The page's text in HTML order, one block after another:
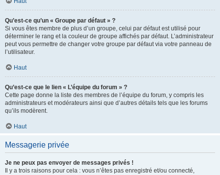
Qu’est-ce qu’un « Groupe par défaut » ?
Si vous êtes membre de plus d’un groupe, celui par défaut est utilisé pour
déterminer le rang et la couleur de groupe affichés par défaut. L’administrateur
peut vous permettre de changer votre groupe par défaut via votre panneau de
l’utilisateur.
Haut
Qu’est-ce que le lien « L’équipe du forum » ?
Cette page donne la liste des membres de l’équipe du forum, y compris les
administrateurs et modérateurs ainsi que d’autres détails tels que les forums
qu’ils modèrent.
Haut
Messagerie privée
Je ne peux pas envoyer de messages privés !
Il y a trois raisons pour cela : vous n’êtes pas enregistré et/ou connecté,